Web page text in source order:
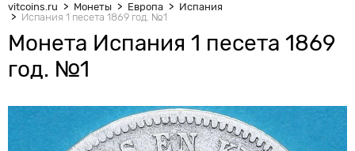
vitcoins.ru Монеты Европа
Испания
Испания 1 песета 1869 год. №1
Монета Испания 1 песета 1869
год. №1